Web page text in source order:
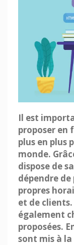
Il est
proposer en
plus en plus
monde.
dispose de
dépendre
propres
et de clients.
également
proposées.
sont mis à